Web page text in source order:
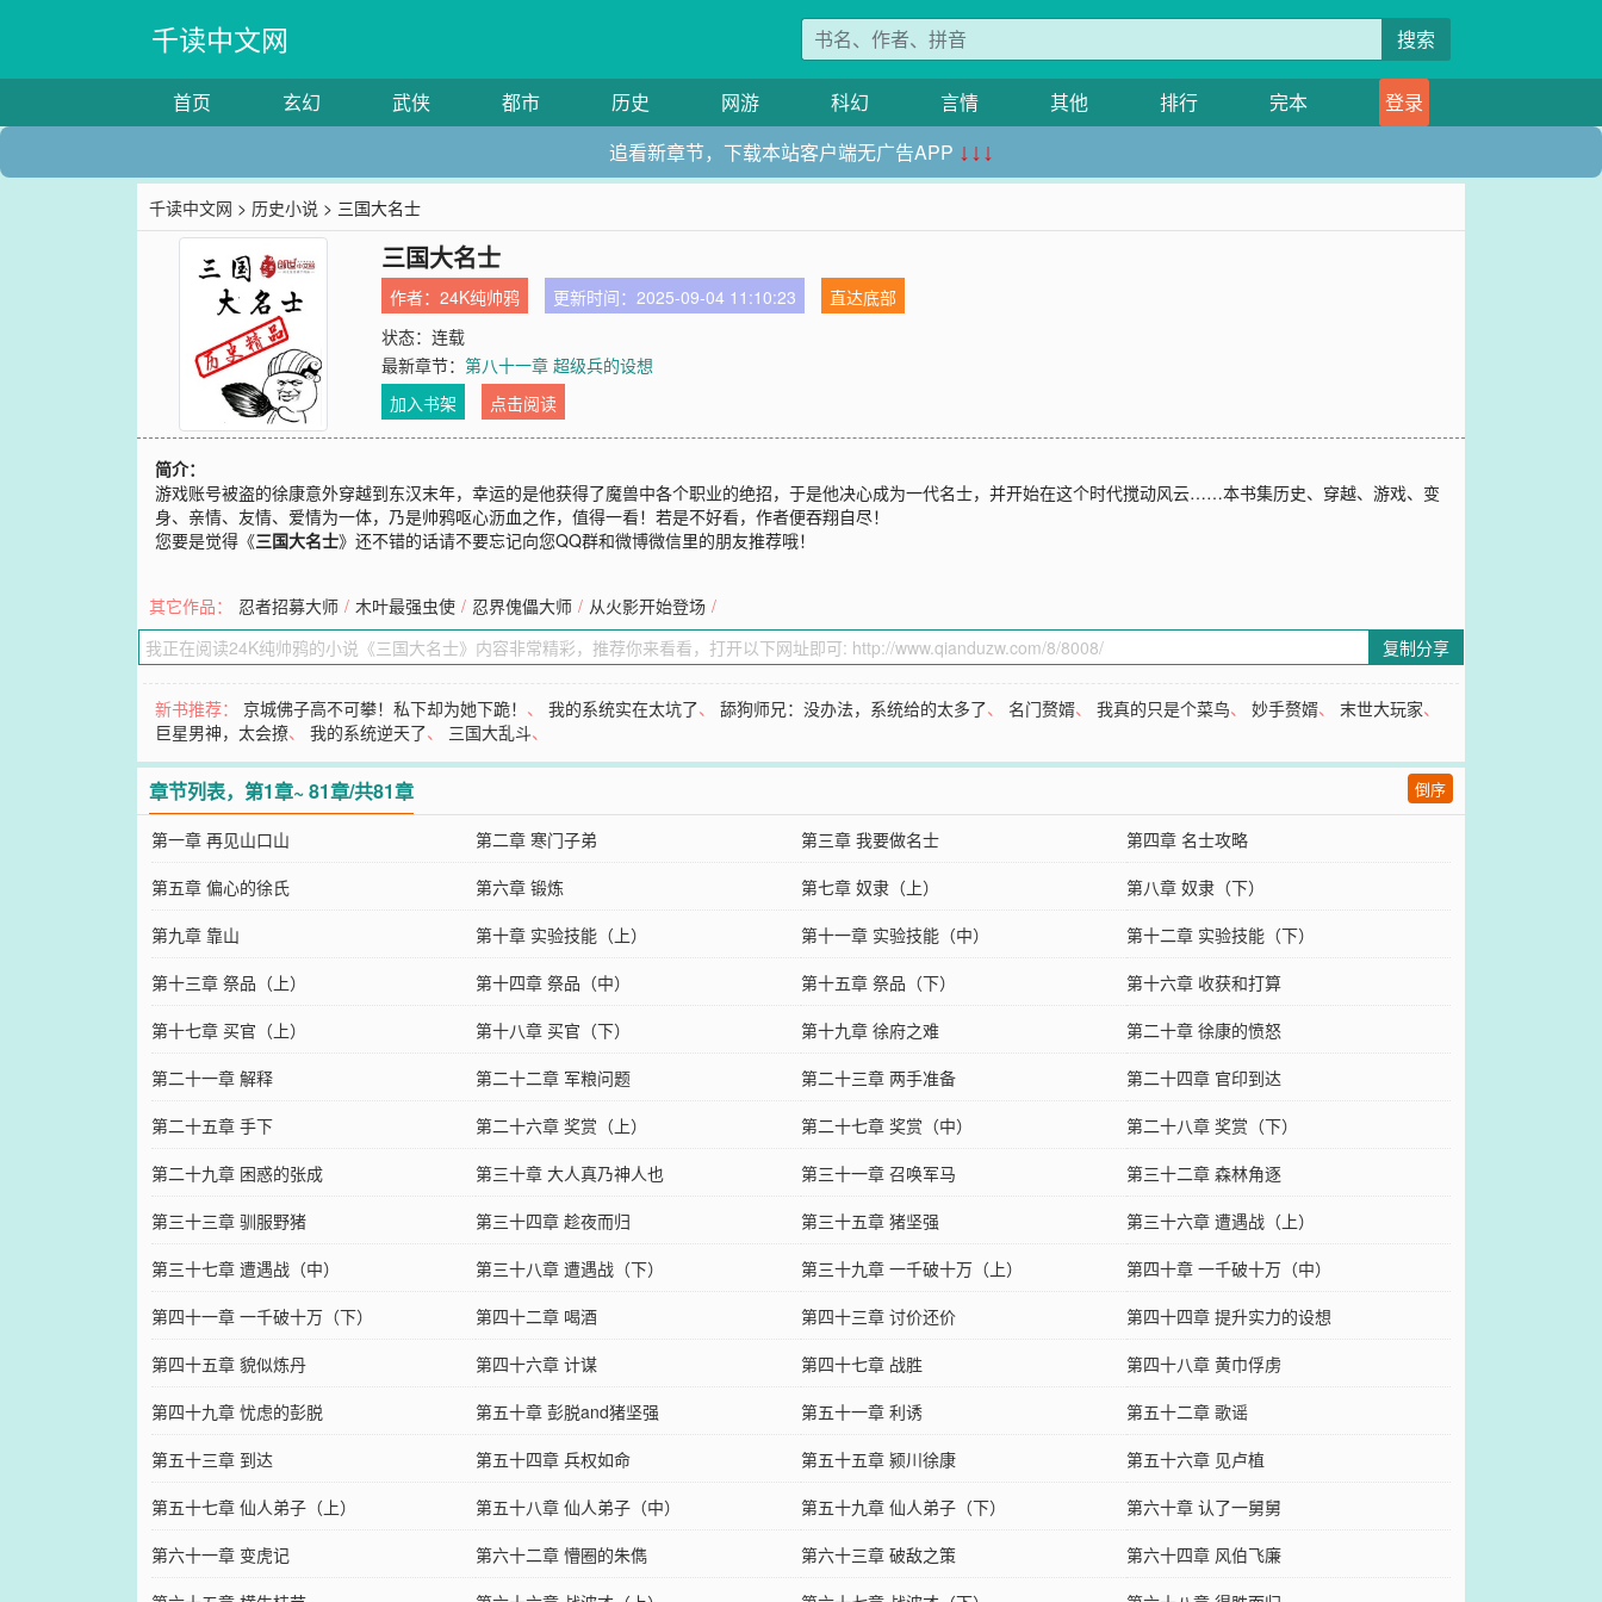
千读中文网 搜索
首页 玄幻 武侠 都市 历史 网游 科幻 言情 其他 排行 完本
登录
追看新章节，下载本站客户端无广告APP ↓↓↓
千读中文网 > 历史小说 > 三国大名士
三国大名士
作者：24K纯帅鸦 更新时间：2025-09-04 11:10:23
直达底部
状态：连载
最新章节：第八十一章 超级兵的设想
加入书架
点击阅读
简介：
游戏账号被盗的徐康意外穿越到东汉末年，幸运的是他获得了魔兽中各个职业的绝招，于是他决心成为一代名士，并开始在这个时代搅动风云……本书集历史、穿越、游戏、变
身、亲情、友情、爱情为一体，乃是帅鸦呕心沥血之作，值得一看！若是不好看，作者便吞翔自尽！
您要是觉得《三国大名士》还不错的话请不要忘记向您QQ群和微博微信里的朋友推荐哦！
其它作品： 忍者招募大师 / 木叶最强虫使 / 忍界傀儡大师 / 从火影开始登场 /
复制分享
新书推荐： 京城佛子高不可攀！私下却为她下跪！ 、我的系统实在太坑了、舔狗师兄：没办法，系统给的太多了、 名门赘婿、我真的只是个菜鸟、妙手赘婿、末世大玩家、
巨星男神，太会撩、我的系统逆天了、 三国大乱斗、
章节列表，第1章~ 81章/共81章 倒序
第一章 再见山口山 第二章 寒门子弟 第三章 我要做名士
第四章 名士攻略
第五章 偏心的徐氏
第六章 锻炼 第七章 奴隶（上）
第八章 奴隶（下）
第九章 靠山
第十章 实验技能（上） 第十一章 实验技能（中）
第十二章 实验技能（下）
第十三章 祭品（上）
第十四章 祭品（中） 第十五章 祭品（下）
第十六章 收获和打算
第十七章 买官（上）
第十八章 买官（下） 第十九章 徐府之难
第二十章 徐康的愤怒
第二十一章 解释
第二十二章 军粮问题 第二十三章 两手准备
第二十四章 官印到达
第二十五章 手下
第二十六章 奖赏（上） 第二十七章 奖赏（中）
第二十八章 奖赏（下）
第二十九章 困惑的张成
第三十章 大人真乃神人也 第三十一章 召唤军马
第三十二章 森林角逐
第三十三章 驯服野猪
第三十四章 趁夜而归 第三十五章 猪坚强
第三十六章 遭遇战（上）
第三十七章 遭遇战（中）
第三十八章 遭遇战（下） 第三十九章 一千破十万（上）
第四十章 一千破十万（中）
第四十一章 一千破十万（下）
第四十二章 喝酒 第四十三章 讨价还价
第四十四章 提升实力的设想
第四十五章 貌似炼丹
第四十六章 计谋 第四十七章 战胜
第四十八章 黄巾俘虏
第四十九章 忧虑的彭脱
第五十章 彭脱and猪坚强 第五十一章 利诱
第五十二章 歌谣
第五十三章 到达
第五十四章 兵权如命 第五十五章 颍川徐康
第五十六章 见卢植
第五十七章 仙人弟子（上）
第五十八章 仙人弟子（中） 第五十九章 仙人弟子（下）
第六十章 认了一舅舅
第六十一章 变虎记
第六十二章 懵圈的朱儁 第六十三章 破敌之策
第六十四章 风伯飞廉